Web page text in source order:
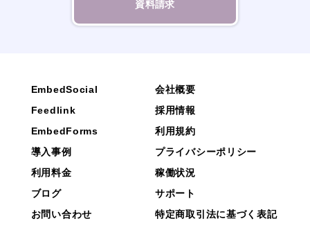
資料請求
EmbedSocial
Feedlink
EmbedForms
導入事例
利用料金
ブログ
お問い合わせ
会社概要
採用情報
利用規約
プライバシーポリシー
稼働状況
サポート
特定商取引法に基づく表記